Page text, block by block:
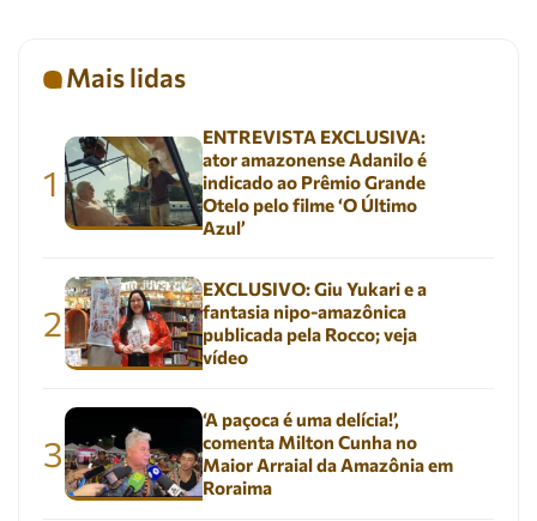
Mais lidas
1
ENTREVISTA EXCLUSIVA:
ator amazonense Adanilo é
indicado ao Prêmio Grande
Otelo pelo filme ‘O Último
Azul’
2
EXCLUSIVO: Giu Yukari e a
fantasia nipo-amazônica
publicada pela Rocco; veja
vídeo
3
‘A paçoca é uma delícia!’,
comenta Milton Cunha no
Maior Arraial da Amazônia em
Roraima